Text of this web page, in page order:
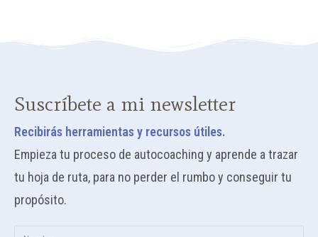
Suscríbete a mi newsletter
Recibirás herramientas y recursos útiles.
Empieza tu proceso de autocoaching y aprende a trazar
tu hoja de ruta, para no perder el rumbo y conseguir tu
propósito.